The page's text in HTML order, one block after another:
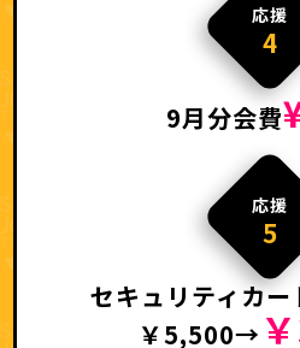
応援
4
9月分会費
応援
5
セキュリティカ
￥5,500→